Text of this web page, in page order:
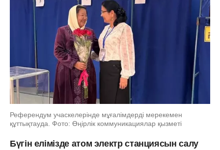
Референдум учаскелерінде мұғалімдерді мерекемен
құттықтауда. Фото: Өңірлік коммуникациялар қызметі
Бүгін елімізде атом электр станциясын салу